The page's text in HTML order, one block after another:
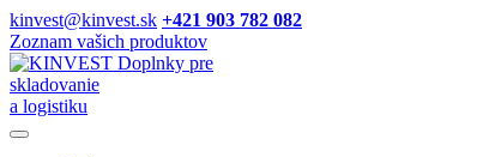
kinvest@kinvest.sk +421 903 782 082
Zoznam vašich produktov
Doplnky pre
skladovanie
a logistiku